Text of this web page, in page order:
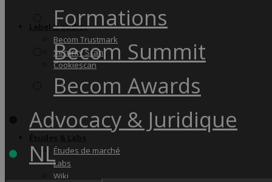
Label & audits
Becom Trustmark
Security Scan
Cookiescan
Études de marché
Labs
Wiki
Formations
Becom Summit
Becom Awards
Advocacy & Juridique
NL